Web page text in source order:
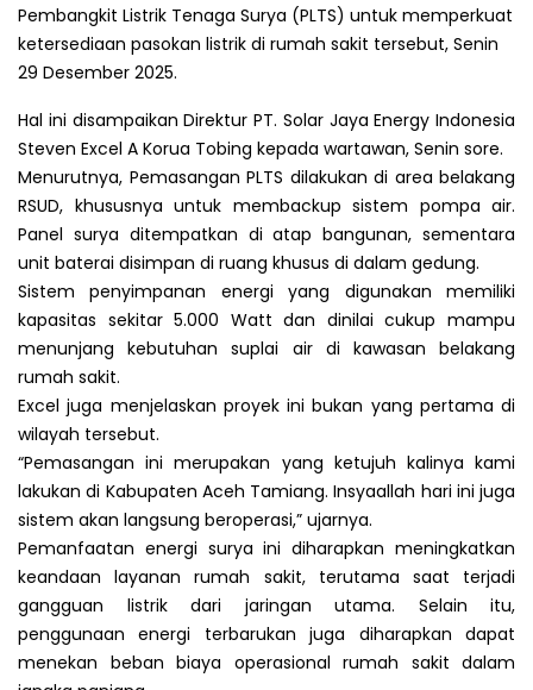
Pembangkit Listrik Tenaga Surya (PLTS) untuk memperkuat
ketersediaan pasokan listrik di rumah sakit tersebut, Senin
29 Desember 2025.
Hal ini disampaikan Direktur PT. Solar Jaya Energy Indonesia
Steven Excel A Korua Tobing kepada wartawan, Senin sore.
Menurutnya, Pemasangan PLTS dilakukan di area belakang
RSUD, khususnya untuk membackup sistem pompa air.
Panel surya ditempatkan di atap bangunan, sementara
unit baterai disimpan di ruang khusus di dalam gedung.
Sistem penyimpanan energi yang digunakan memiliki
kapasitas sekitar 5.000 Watt dan dinilai cukup mampu
menunjang kebutuhan suplai air di kawasan belakang
rumah sakit.
Excel juga menjelaskan proyek ini bukan yang pertama di
wilayah tersebut.
“Pemasangan ini merupakan yang ketujuh kalinya kami
lakukan di Kabupaten Aceh Tamiang. Insyaallah hari ini juga
sistem akan langsung beroperasi,” ujarnya.
Pemanfaatan energi surya ini diharapkan meningkatkan
keandaan layanan rumah sakit, terutama saat terjadi
gangguan listrik dari jaringan utama. Selain itu,
penggunaan energi terbarukan juga diharapkan dapat
menekan beban biaya operasional rumah sakit dalam